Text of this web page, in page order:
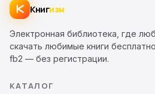
Книгизм
Электронная библиотека, где
скачать любимые книги
fb2 — без регистрации.
КАТАЛОГ